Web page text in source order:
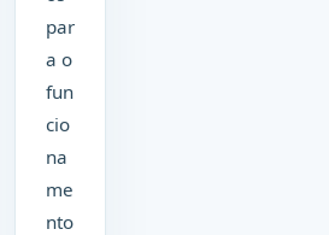
par
a o
fun
cio
na
me
nto